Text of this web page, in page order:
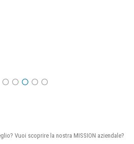
Vuoi scoprire la nostra MISSION aziendale?